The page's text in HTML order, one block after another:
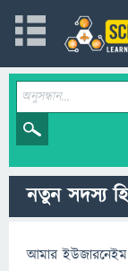
নতুন সদস্য
আমার ইউজারনেইম